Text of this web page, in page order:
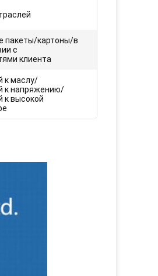
пакеты/картоны/в
с
клиента
к маслу/
к напряжению/
к высокой